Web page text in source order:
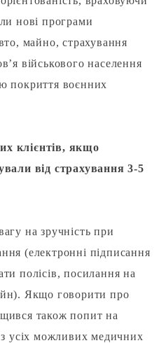
нові програми
майно, страхування
військового населення
покриття воєнних
клієнтів, якщо
від страхування 3-5
на зручність при
(електронні підписання
полісів, посилання на
Якщо говорити про
також попит на
з усіх можливих медичних